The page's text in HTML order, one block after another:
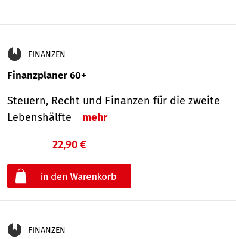
FINANZEN
Finanzplaner 60+
Steuern, Recht und Finanzen für die zweite
Lebenshälfte
mehr
22,90 €
FINANZEN